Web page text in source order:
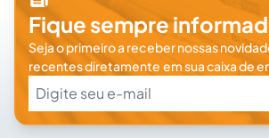
Fique sempre
Seja o primeiro a receber nossas
recentes diretamente em sua caixa de